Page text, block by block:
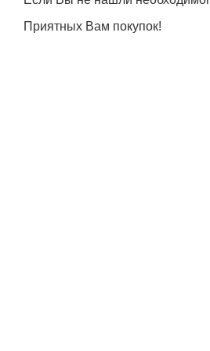
Приятных Вам покупок!